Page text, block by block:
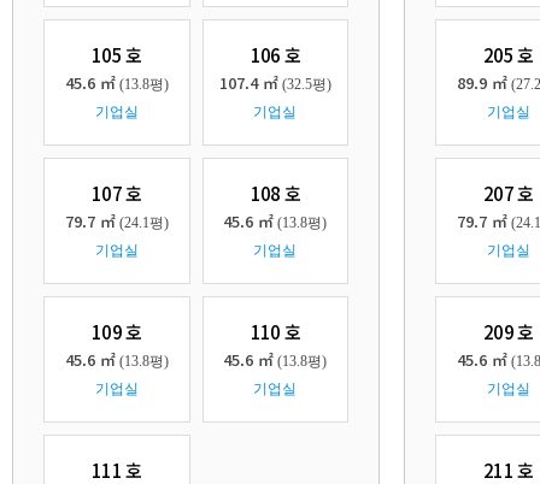
105 호
45.6 ㎡ (13.8평)
기업실
106 호
107.4 ㎡ (32.5평)
기업실
107 호
79.7 ㎡ (24.1평)
기업실
108 호
45.6 ㎡ (13.8평)
기업실
109 호
45.6 ㎡ (13.8평)
기업실
110 호
45.6 ㎡ (13.8평)
기업실
111 호
205 호
89.9 ㎡
기업실
207 호
79.7 ㎡
기업실
209 호
45.6 ㎡
기업실
211 호